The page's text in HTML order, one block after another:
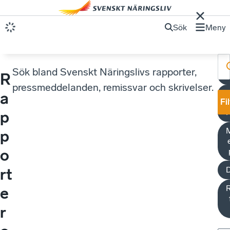
Sök Meny
R
a
p
p
o
rt
e
r
Sök bland Svenskt Näringslivs rapporter,
pressmeddelanden, remissvar och skrivelser.